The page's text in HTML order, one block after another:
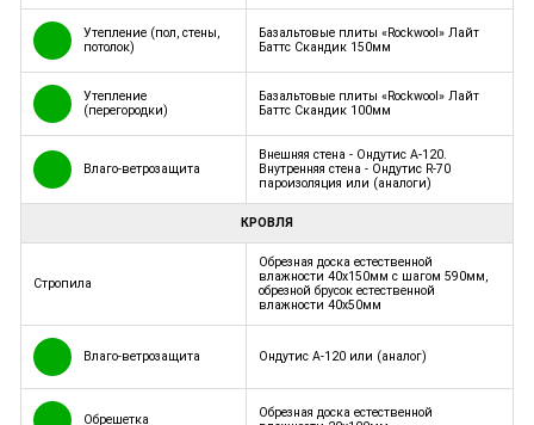
Утепление (пол, стены,
потолок)
Базальтовые плиты «Rockwool» Лайт
Баттс Скандик 150мм
Утепление
(перегородки)
Базальтовые плиты «Rockwool» Лайт
Баттс Скандик 100мм
Влаго-ветрозащита
Внешняя стена - Ондутис А-120.
Внутренняя стена - Ондутис R-70
пароизоляция или (аналоги)
КРОВЛЯ
Стропила
Обрезная доска естественной
влажности 40х150мм с шагом 590мм,
обрезной брусок естественной
влажности 40х50мм
Влаго-ветрозащита Ондутис А-120 или (аналог)
Обрешетка
Обрезная доска естественной